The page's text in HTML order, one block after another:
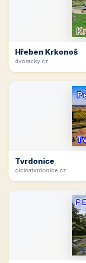
Hřeben Krkonoš
dvoracky.cz
Tvrdonice
cicinatvrdonice.cz